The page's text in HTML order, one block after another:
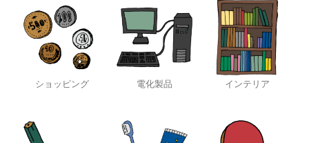
ショッピング 電化製品 インテリア